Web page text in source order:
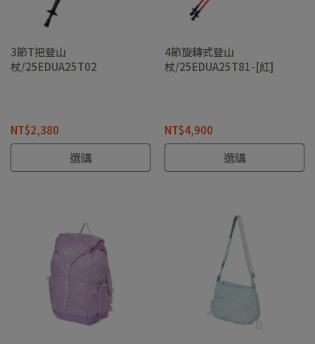
3節T把登山
杖/25EDUA25T02
NT$2,380
選購
4節旋轉式登山
杖/25EDUA25T81-[紅]
NT$4,900
選購